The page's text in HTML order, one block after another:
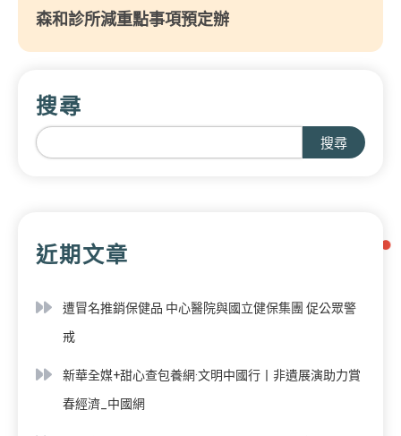
森和診所減重點事項預定辦
搜尋
搜尋
近期文章
遭冒名推銷保健品 中心醫院與國立健保集團 促公眾警
戒
新華全媒+甜心查包養網·文明中國行丨非遺展演助力賞
春經濟_中國網